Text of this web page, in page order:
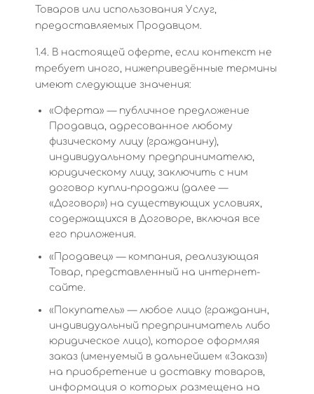
Товаров или использования Услуг,
предоставляемых Продавцом.
1.4. В настоящей оферте, если контекст не
требует иного, нижеприведённые термины
имеют следующие значения:
«Оферта» — публичное предложение
Продавца, адресованное любому
физическому лицу (гражданину),
индивидуальному предпринимателю,
юридическому лицу, заключить с ним
договор купли-продажи (далее —
«Договор») на существующих условиях,
содержащихся в Договоре, включая все
его приложения.
«Продавец» — компания, реализующая
Товар, представленный на интернет-
сайте.
«Покупатель» — любое лицо (гражданин,
индивидуальный предприниматель либо
юридическое лицо), которое оформляя
заказ (именуемый в дальнейшем «Заказ»)
на приобретение и доставку товаров,
информация о которых размещена на